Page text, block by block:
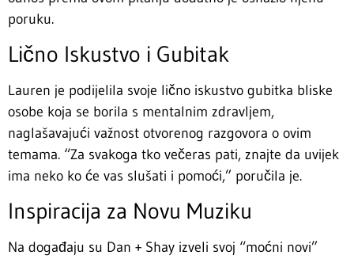
poruku.
Lično Iskustvo i Gubitak
Lauren je podijelila svoje lično iskustvo gubitka bliske
osobe koja se borila s mentalnim zdravljem,
naglašavajući važnost otvorenog razgovora o ovim
temama. “Za svakoga tko večeras pati, znajte da uvijek
ima neko ko će vas slušati i pomoći,” poručila je.
Inspiracija za Novu Muziku
Na događaju su Dan + Shay izveli svoj “moćni novi”